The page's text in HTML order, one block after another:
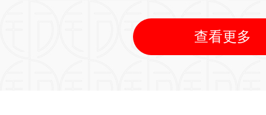
查看更多